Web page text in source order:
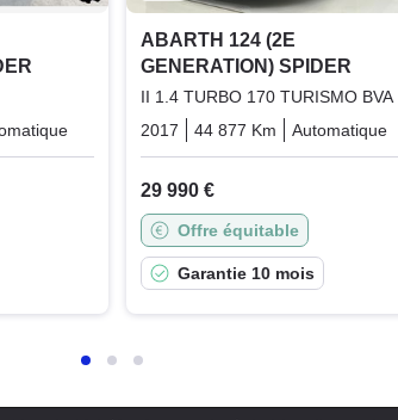
Essence
ABARTH 124 (2E
GENERATION) SPIDER
II 1.4 TURBO 170 TURISMO BVA
2017
44 877 Km Automatique
29 990 €
Offre équitable
Garantie 10 mois